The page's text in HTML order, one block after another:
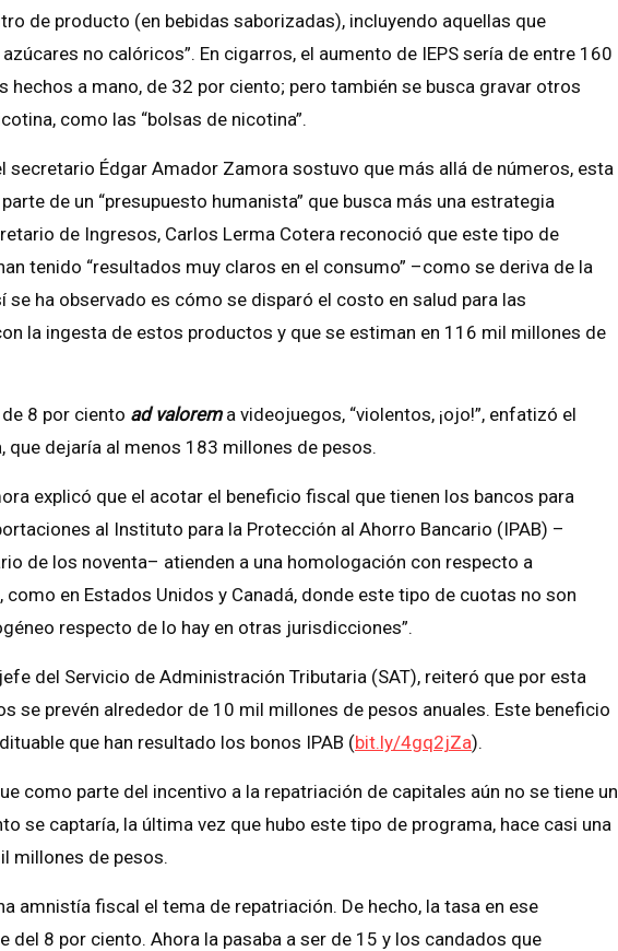
de producto (en bebidas saborizadas), incluyendo aquellas que
no calóricos”. En cigarros, el aumento de IEPS sería de entre 160
hechos a mano, de 32 por ciento; pero también se busca gravar otros
como las “bolsas de nicotina”.
secretario Édgar Amador Zamora sostuvo que más allá de números, esta
de un “presupuesto humanista” que busca más una estrategia
de Ingresos, Carlos Lerma Cotera reconoció que este tipo de
tenido “resultados muy claros en el consumo” –como se deriva de la
ha observado es cómo se disparó el costo en salud para las
la ingesta de estos productos y que se estiman en 116 mil millones de
8 por ciento ad valorema videojuegos, “violentos, ¡ojo!”, enfatizó el
dejaría al menos 183 millones de pesos.
explicó que el acotar el beneficio fiscal que tienen los bancos para
al Instituto para la Protección al Ahorro Bancario (IPAB) –
de los noventa– atienden a una homologación con respecto a
en Estados Unidos y Canadá, donde este tipo de cuotas no son
respecto de lo hay en otras jurisdicciones”.
del Servicio de Administración Tributaria (SAT), reiteró que por esta
se prevén alrededor de 10 mil millones de pesos anuales. Este beneficio
que han resultado los bonos IPAB (bit.ly/4gq2jZa).
como parte del incentivo a la repatriación de capitales aún no se tiene un
se captaría, la última vez que hubo este tipo de programa, hace casi una
millones de pesos.
amnistía fiscal el tema de repatriación. De hecho, la tasa en ese
del 8 por ciento. Ahora la pasaba a ser de 15 y los candados que